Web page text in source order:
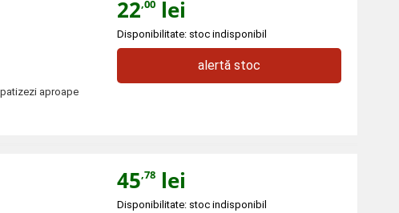
aproape
22,00 lei
Disponibilitate: stoc indisponibil
alertă stoc
45,78 lei
Disponibilitate: stoc indisponibil